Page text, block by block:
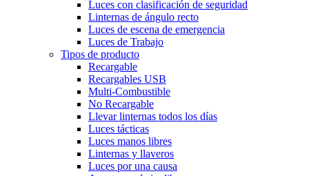
Luces con clasificación de seguridad
Linternas de ángulo recto
Luces de escena de emergencia
Luces de Trabajo
Tipos de producto
Recargable
Recargables USB
Multi-Combustible
No Recargable
Llevar linternas todos los días
Luces tácticas
Luces manos libres
Linternas y llaveros
Luces por una causa